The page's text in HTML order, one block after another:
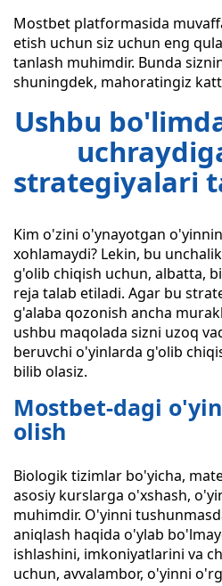
Mostbet platformasida
etish uchun siz uchun eng
tanlash muhimdir. Bunda
shuningdek, mahoratingiz
Ushbu
strategiyalari
Kim o'zini o'ynayotgan
xohlamaydi? Lekin, bu
g'olib chiqish uchun, albatta,
reja talab etiladi. Agar bu
g'alaba qozonish ancha
ushbu maqolada sizni uzoq
beruvchi o'yinlarda g'olib
bilib olasiz.
Mostbet-dagi
olish
Biologik tizimlar bo'yicha,
asosiy kurslarga o'xshash,
muhimdir. O'yinni
aniqlash haqida o'ylab
ishlashini, imkoniyatlarini va
uchun, avvalambor, o'yinni